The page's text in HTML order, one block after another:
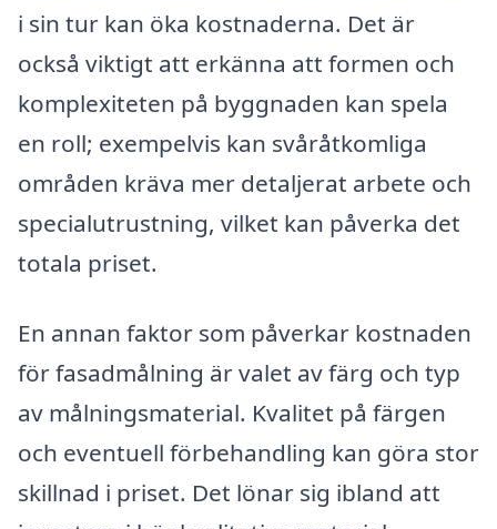
i sin tur kan öka kostnaderna. Det är
också viktigt att erkänna att formen och
komplexiteten på byggnaden kan spela
en roll; exempelvis kan svåråtkomliga
områden kräva mer detaljerat arbete och
specialutrustning, vilket kan påverka det
totala priset.
En annan faktor som påverkar kostnaden
för fasadmålning är valet av färg och typ
av målningsmaterial. Kvalitet på färgen
och eventuell förbehandling kan göra stor
skillnad i priset. Det lönar sig ibland att